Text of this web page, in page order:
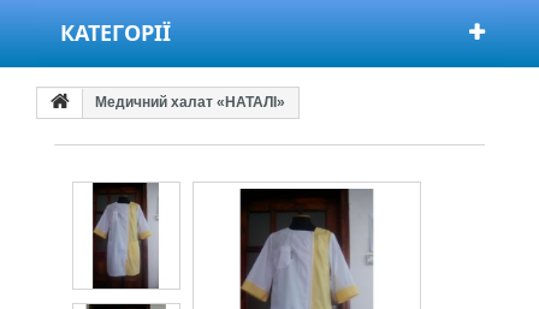
КАТЕГОРІЇ
Медичний халат «НАТАЛІ»